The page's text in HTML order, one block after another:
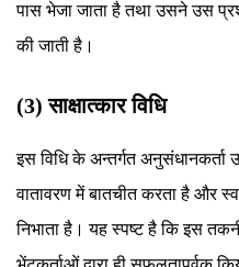
पास भेजा जाता है तथा उसने उस
की जाती है।
(3) साक्षात्कार विधि
इस विधि के अन्तर्गत अनुसंधानकर्ता
वातावरण में बातचीत करता है और
निभाता है। यह स्पष्ट है कि इस